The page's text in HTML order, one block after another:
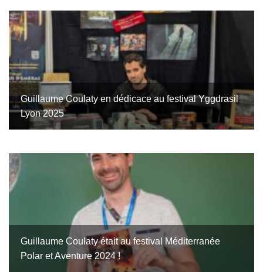
Guillaume Coulaty en dédicace au festival Yggdrasil
Lyon 2025
Guillaume Coulaty était au festival Méditerranée
Polar et Aventure 2024 !